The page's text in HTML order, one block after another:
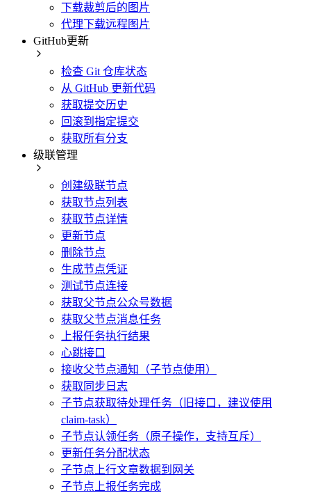
下载裁剪后的图片
代理下载远程图片
GitHub更新
检查 Git 仓库状态
从 GitHub 更新代码
获取提交历史
回滚到指定提交
获取所有分支
级联管理
创建级联节点
获取节点列表
获取节点详情
更新节点
删除节点
生成节点凭证
测试节点连接
获取父节点公众号数据
获取父节点消息任务
上报任务执行结果
心跳接口
接收父节点通知（子节点使用）
获取同步日志
子节点获取待处理任务（旧接口，建议使用
claim-task）
子节点认领任务（原子操作，支持互斥）
更新任务分配状态
子节点上行文章数据到网关
子节点上报任务完成